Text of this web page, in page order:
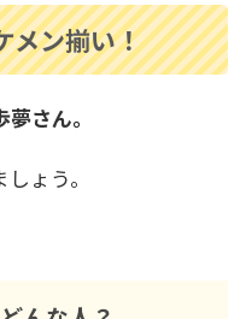
ク
キン愛用？派手めだけど
メン揃い！
さん。
ょう。